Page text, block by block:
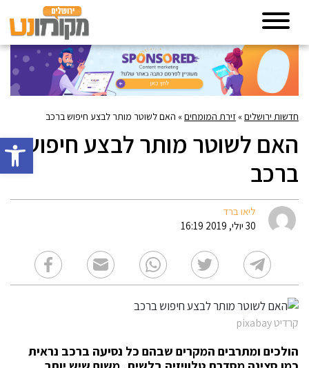
פתח
חדשות ירושלים» זירת המומחים» האם לשוטר מותר לבצע חיפוש ברכב
האם לשוטר מותר לבצע חיפוש
ברכב
ליאו ברד
30 יולי, 2019 16:19
קרדיט pixabay
הולכים ומתרבים המקרים שבהם כל נסיעה ברכב נראית